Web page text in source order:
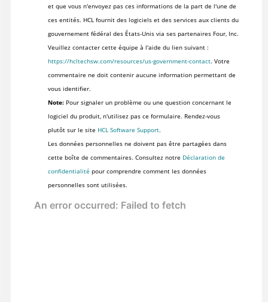
et que vous n'envoyez pas ces informations de la part de l'une de
ces entités. HCL fournit des logiciels et des services aux clients du
gouvernement fédéral des États-Unis via ses partenaires Four, Inc.
Veuillez contacter cette équipe à l'aide du lien suivant :
https://hcltechsw.com/resources/us-government-contact. Votre
commentaire ne doit contenir aucune information permettant de
vous identifier.
Note:Pour signaler un problème ou une question concernant le
logiciel du produit, n'utilisez pas ce formulaire. Rendez-vous
plutôt sur le site HCL Software Support.
Les données personnelles ne doivent pas être partagées dans
cette boîte de commentaires. Consultez notre Déclaration de
confidentialité pour comprendre comment les données
personnelles sont utilisées.